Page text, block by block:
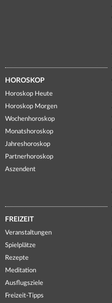
HOROSKOP
Horoskop Heute
Horoskop Morgen
Wochenhoroskop
Monatshoroskop
Jahreshoroskop
Partnerhoroskop
Aszendent
FREIZEIT
Veranstaltungen
Spielplätze
Rezepte
Meditation
Ausflugsziele
Freizeit-Tipps